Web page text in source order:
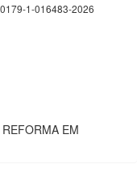
1-016483-2026
EM